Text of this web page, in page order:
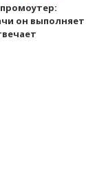
он выполняет